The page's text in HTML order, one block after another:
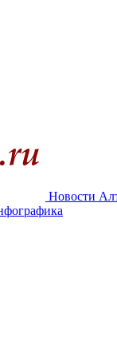
Новости